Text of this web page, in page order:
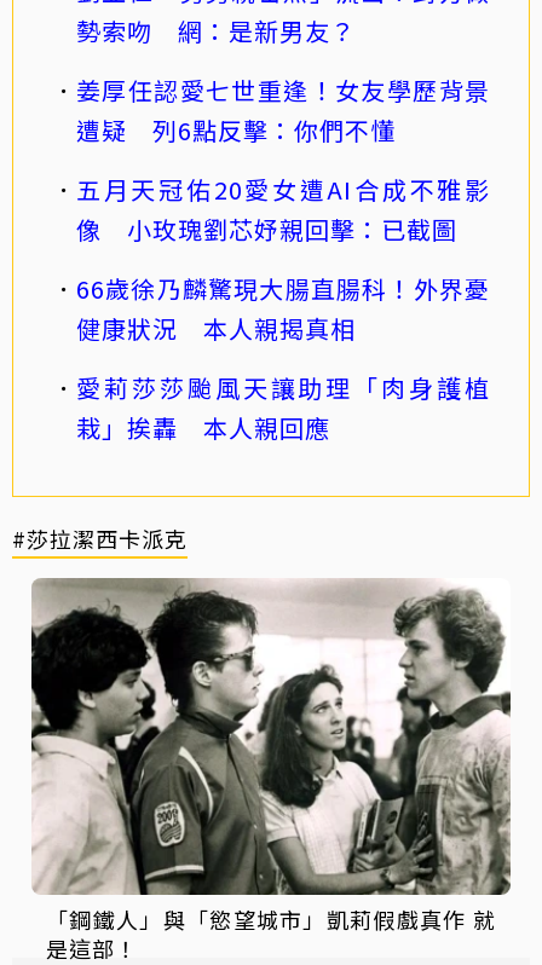
勢索吻 網：是新男友？
姜厚任認愛七世重逢！女友學歷背景
遭疑 列6點反擊：你們不懂
五月天冠佑20愛女遭AI合成不雅影
像 小玫瑰劉芯妤親回擊：已截圖
66歲徐乃麟驚現大腸直腸科！外界憂
健康狀況 本人親揭真相
愛莉莎莎颱風天讓助理「肉身護植
栽」挨轟 本人親回應
#莎拉潔西卡派克
「鋼鐵人」與「慾望城市」凱莉假戲真作 就
是這部！